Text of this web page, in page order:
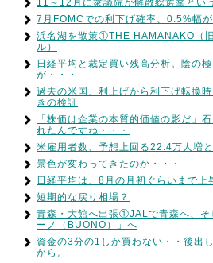
11～12月に衆議院が解散総選挙とい
7月FOMCでの利下げ確率、0.5%幅が
浜名湖を散策①THE HAMANAKO（
ル）
日経平均と裁定買い残高分析。陰の
が・・・
過去の米国、利上げから利下げ転換
きの検証
「株価は企業の本質的価値の影だ」
れたんですね・・・
米雇用者数、予想上回る22.4万人増と
景色が変わってきたのか・・・
日経平均は、8月の月初ぐらいまで上
短期的な戻り相場？
青森・大館へ出張①JALで青森へ、そ
ーノ（BUONO）」へ
資金の3分の1しか買わない・・後出
から。